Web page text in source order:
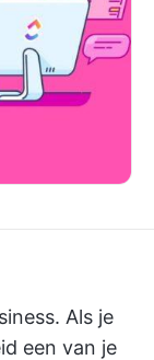
Als je
een van je